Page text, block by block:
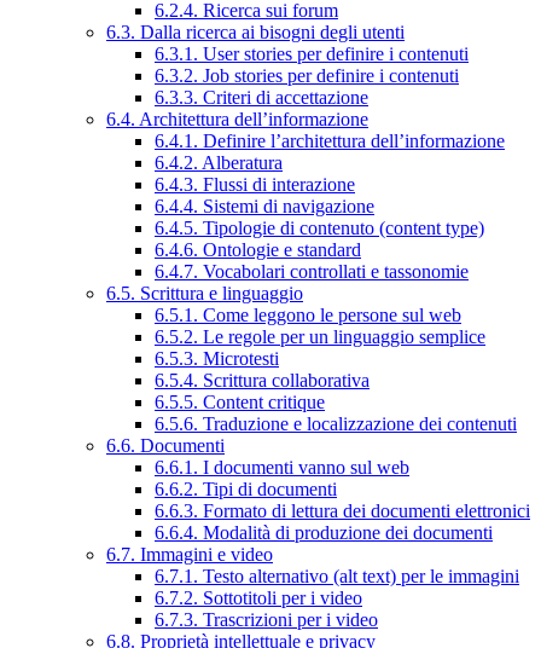
6.2.4. Ricerca sui forum
6.3. Dalla ricerca ai bisogni degli utenti
6.3.1. User stories per definire i contenuti
6.3.2. Job stories per definire i contenuti
6.3.3. Criteri di accettazione
6.4. Architettura dell’informazione
6.4.1. Definire l’architettura dell’informazione
6.4.2. Alberatura
6.4.3. Flussi di interazione
6.4.4. Sistemi di navigazione
6.4.5. Tipologie di contenuto (content type)
6.4.6. Ontologie e standard
6.4.7. Vocabolari controllati e tassonomie
6.5. Scrittura e linguaggio
6.5.1. Come leggono le persone sul web
6.5.2. Le regole per un linguaggio semplice
6.5.3. Microtesti
6.5.4. Scrittura collaborativa
6.5.5. Content critique
6.5.6. Traduzione e localizzazione dei contenuti
6.6. Documenti
6.6.1. I documenti vanno sul web
6.6.2. Tipi di documenti
6.6.3. Formato di lettura dei documenti elettronici
6.6.4. Modalità di produzione dei documenti
6.7. Immagini e video
6.7.1. Testo alternativo (alt text) per le immagini
6.7.2. Sottotitoli per i video
6.7.3. Trascrizioni per i video
6.8. Proprietà intellettuale e privacy